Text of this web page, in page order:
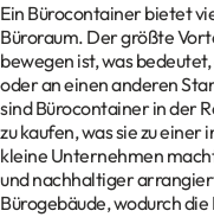
Ein Bürocontainer bietet
Büroraum. Der größte
bewegen ist, was
oder an einen anderen
sind Bürocontainer in der
zu kaufen, was sie zu
kleine Unternehmen
und nachhaltiger
Bürogebäude, wodurch